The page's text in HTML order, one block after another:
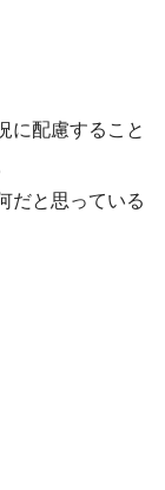
に配慮すること
だと思っている